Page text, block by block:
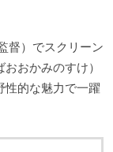
督）でスクリーン
おかみのすけ）
性的な魅力で一躍